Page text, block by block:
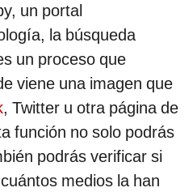
un portal
la búsqueda
un proceso que
viene una imagen que
, Twitter u otra página de
función no solo podrás
podrás verificar si
medios la han